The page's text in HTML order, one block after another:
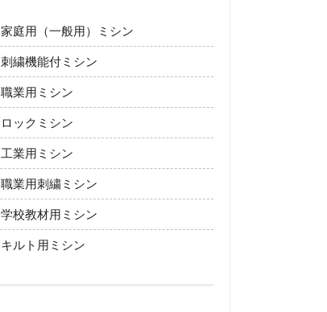
家庭用（一般用）ミシン
刺繍機能付ミシン
職業用ミシン
ロックミシン
工業用ミシン
職業用刺繍ミシン
学校教材用ミシン
キルト用ミシン